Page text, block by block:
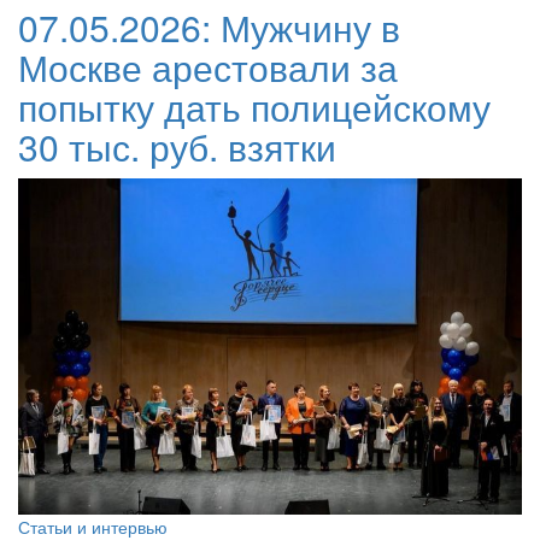
07.05.2026: Мужчину в
Москве арестовали за
попытку дать полицейскому
30 тыс. руб. взятки
Статьи и интервью